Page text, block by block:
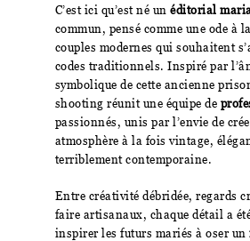
C’est ici qu’est né un éditorial
commun, pensé comme une ode à
couples modernes qui souhaitent
codes traditionnels. Inspiré par
symbolique de cette ancienne
shooting réunit une équipe de
passionnés, unis par l’envie de
atmosphère à la fois vintage,
terriblement contemporaine.
Entre créativité débridée, regards
faire artisanaux, chaque détail a
inspirer les futurs mariés à oser un